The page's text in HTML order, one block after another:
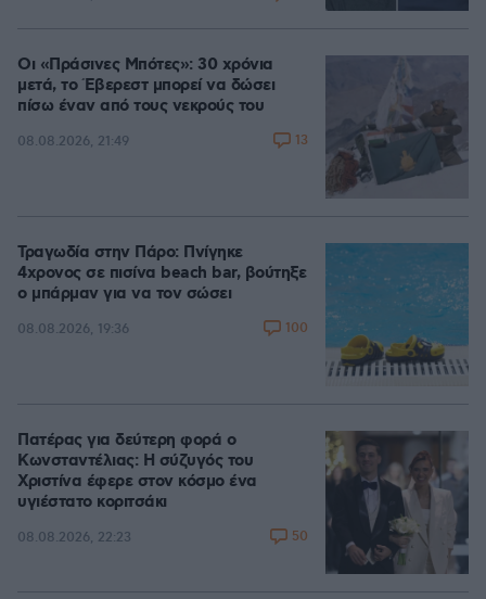
Οι «Πράσινες Μπότες»: 30 χρόνια
μετά, το Έβερεστ μπορεί να δώσει
πίσω έναν από τους νεκρούς του
08.08.2026, 21:49 13
Τραγωδία στην Πάρο: Πνίγηκε
4χρονος σε πισίνα beach bar, βούτηξε
ο μπάρμαν για να τον σώσει
08.08.2026, 19:36 100
Πατέρας για δεύτερη φορά ο
Κωνσταντέλιας: Η σύζυγός του
Χριστίνα έφερε στον κόσμο ένα
υγιέστατο κοριτσάκι
08.08.2026, 22:23 50